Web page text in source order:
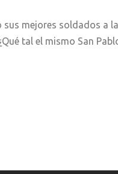
sus mejores soldados a
tal el mismo San